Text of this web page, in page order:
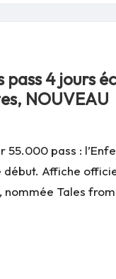
4 jours
NOUVEAU
55.000 pass :
début. Affiche
Tales